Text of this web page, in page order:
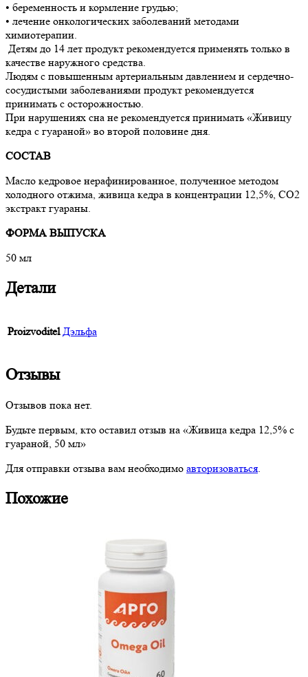
• беременность и кормление грудью;
• лечение онкологических заболеваний методами
химиотерапии.
Детям до 14 лет продукт рекомендуется применять только в
качестве наружного средства.
Людям с повышенным артериальным давлением и сердечно-
сосудистыми заболеваниями продукт рекомендуется
принимать с осторожностью.
При нарушениях сна не рекомендуется принимать «Живицу
кедра с гуараной» во второй половине дня.
СОСТАВ
Масло кедровое нерафинированное, полученное методом
холодного отжима, живица кедра в концентрации 12,5%, СО2
экстракт гуараны.
ФОРМА ВЫПУСКА
50 мл
Детали
Proizvoditel Дэльфа
Отзывы
Отзывов пока нет.
Будьте первым, кто оставил отзыв на «Живица кедра 12,5% с
гуараной, 50 мл»
Для отправки отзыва вам необходимо авторизоваться
Похожие